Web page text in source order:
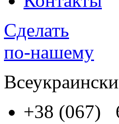
Сделать
по-нашему
+38 (067)